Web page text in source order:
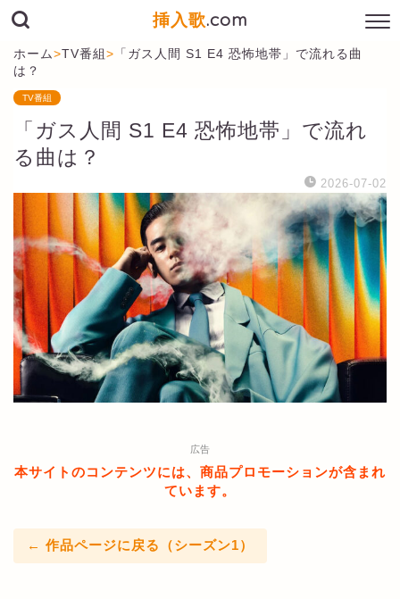
挿入歌.com
ホーム>TV番組> 「ガス人間 S1 E4 恐怖地帯」で流れる曲
は？
TV番組
「ガス人間 S1 E4 恐怖地帯」で流れ
る曲は？
2026-07-02
広告
本サイトのコンテンツには、商品プロモーションが含まれ
ています。
← 作品ページに戻る（シーズン1）